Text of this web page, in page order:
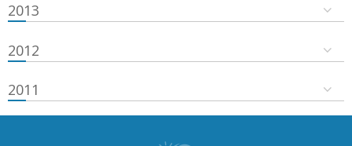
2013
2012
2011